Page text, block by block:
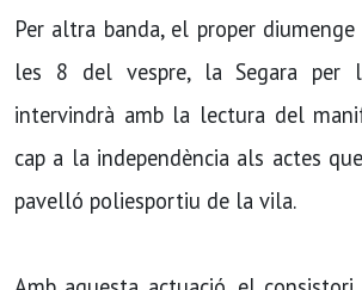
Per altra banda, el proper
les 8 del vespre, la Segara per
intervindrà amb la lectura del
cap a la independència als actes
pavelló poliesportiu de la vila.